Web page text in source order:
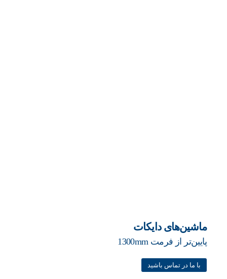
ماشین‌های دایکات
پایین‌تر از فرمت 1300mm
با ما در تماس باشید